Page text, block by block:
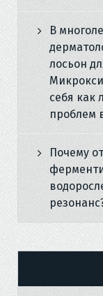
В
лосьон
себя как
проблем
Почему